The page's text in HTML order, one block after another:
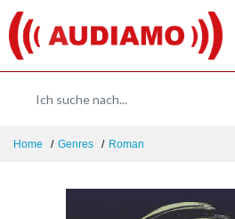
Home Genres Roman